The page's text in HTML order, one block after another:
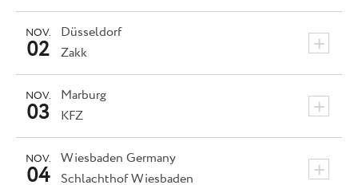
Düsseldorf +
NOV.
02 Zakk
Marburg +
NOV.
03 KFZ
Wiesbaden Germany +
NOV.
04 Schlachthof Wiesbaden